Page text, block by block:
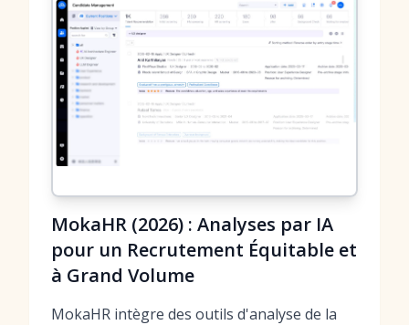
MokaHR (2026) : Analyses par IA
pour un Recrutement Équitable et
à Grand Volume
MokaHR intègre des outils d'analyse de la